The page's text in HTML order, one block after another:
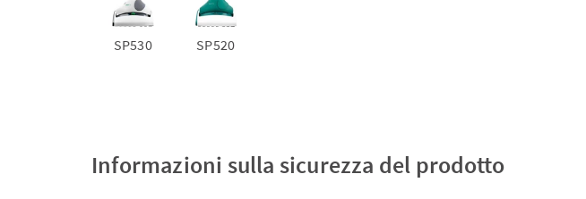
SP530 SP520
Informazioni sulla sicurezza del prodotto